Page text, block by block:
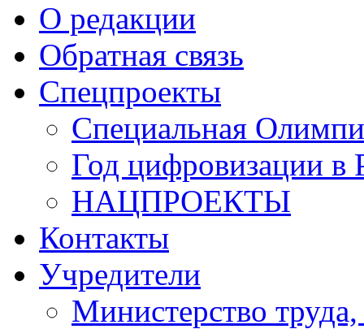
О редакции
Обратная связь
Спецпроекты
Специальная
Год цифровизации в
НАЦПРОЕКТЫ
Контакты
Учредители
Министерство